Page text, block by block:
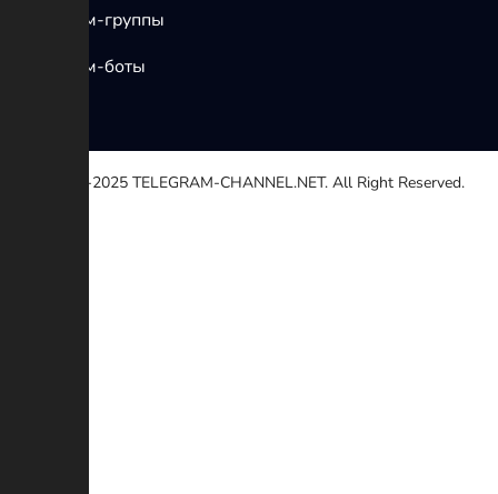
Телеграм-группы
Телеграм-боты
© 2020-2025 TELEGRAM-CHANNEL.NET. All Right Reserved.